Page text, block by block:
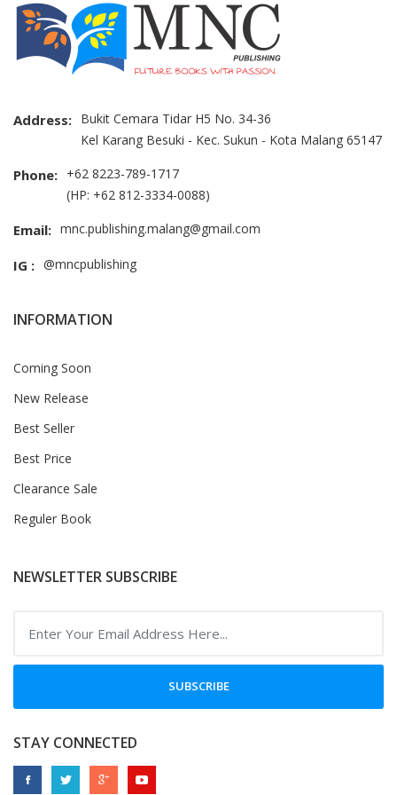
Address: Bukit Cemara Tidar H5 No. 34-36
Kel Karang Besuki - Kec. Sukun - Kota Malang 65147
Phone: +62 8223-789-1717
(HP: +62 812-3334-0088)
Email: mnc.publishing.malang@gmail.com
IG : @mncpublishing
INFORMATION
Coming Soon
New Release
Best Seller
Best Price
Clearance Sale
Reguler Book
NEWSLETTER SUBSCRIBE
SUBSCRIBE
STAY CONNECTED